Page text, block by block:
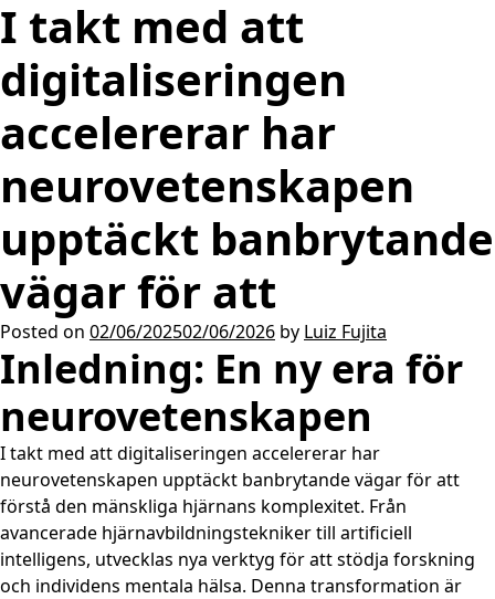
I takt med att
digitaliseringen
accelererar har
neurovetenskapen
upptäckt banbrytande
vägar för att
Posted on 02/06/202502/06/2026 by Luiz Fujita
Inledning: En ny era för
neurovetenskapen
I takt med att digitaliseringen accelererar har
neurovetenskapen upptäckt banbrytande vägar för att
förstå den mänskliga hjärnans komplexitet. Från
avancerade hjärnavbildningstekniker till artificiell
intelligens, utvecklas nya verktyg för att stödja forskning
och individens mentala hälsa. Denna transformation är